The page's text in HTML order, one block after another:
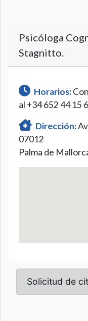
Psicóloga
Stagnitto.
Horarios:
al +34 652 44 15
Dirección:
07012
Palma de